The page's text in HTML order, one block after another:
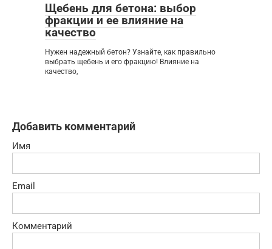
Щебень для бетона: выбор
фракции и ее влияние на
качество
Нужен надежный бетон? Узнайте, как правильно
выбрать щебень и его фракцию! Влияние на
качество,
Добавить комментарий
Имя
Email
Комментарий